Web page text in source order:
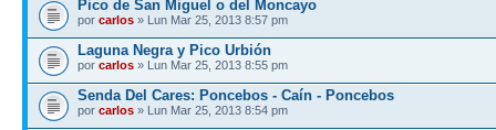
Pico de San Miguel o del Moncayo
por carlos » Lun Mar 25, 2013 8:57 pm
Laguna Negra y Pico Urbión
por carlos » Lun Mar 25, 2013 8:55 pm
Senda Del Cares: Poncebos - Caín - Poncebos
por carlos » Lun Mar 25, 2013 8:54 pm